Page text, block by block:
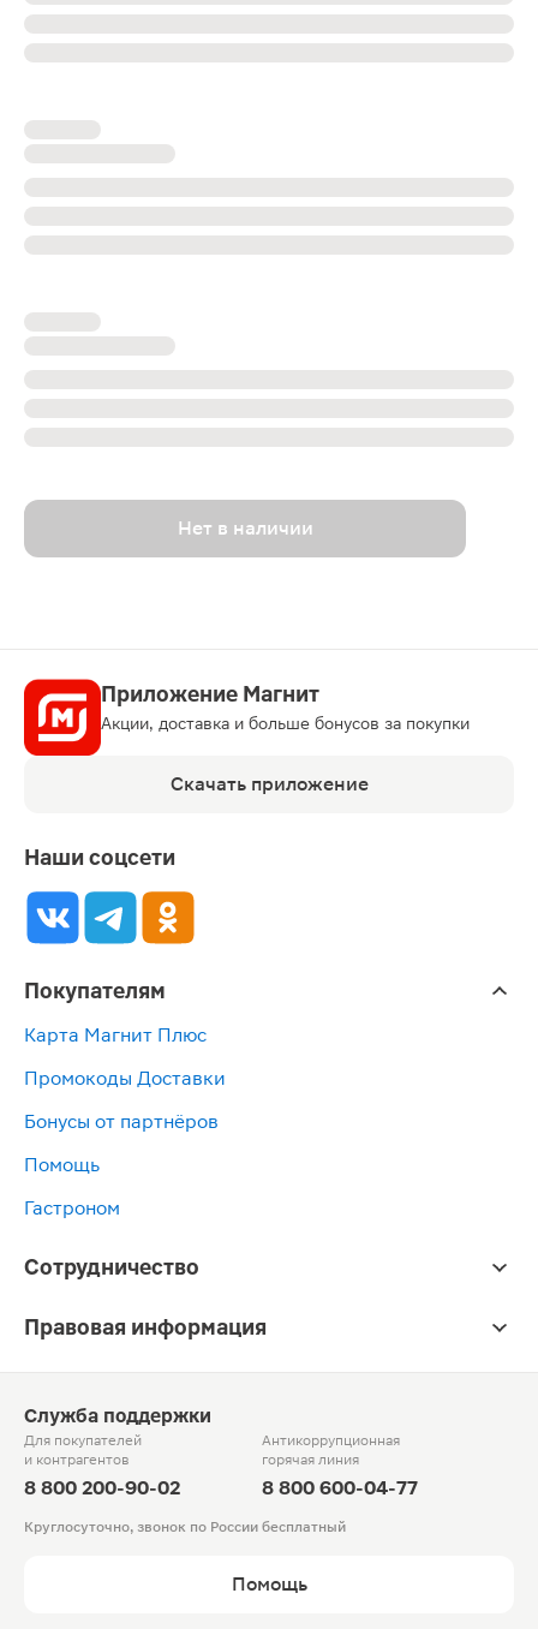
Нет в наличии
Приложение Магнит
Акции, доставка и больше бонусов за покупки
Скачать приложение
Наши соцсети
Покупателям
Карта Магнит Плюс
Промокоды Доставки
Бонусы от партнёров
Помощь
Гастроном
Сотрудничество
Правовая информация
Служба поддержки
Для покупателей
и контрагентов
8 800 200-90-02
Антикоррупционная
горячая линия
8 800 600-04-77
Круглосуточно, звонок по России бесплатный
Помощь